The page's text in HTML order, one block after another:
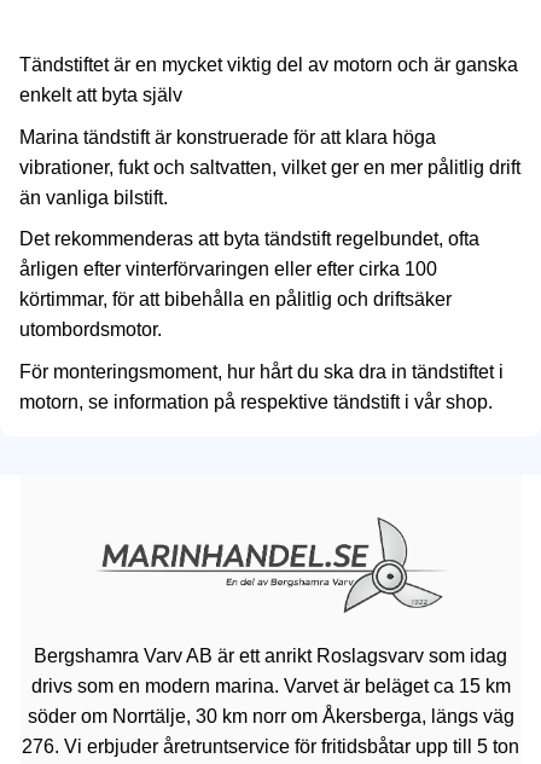
Tändstiftet är en mycket viktig del av motorn och är ganska
enkelt att byta själv
Marina tändstift är konstruerade för att klara höga
vibrationer, fukt och saltvatten, vilket ger en mer pålitlig drift
än vanliga bilstift.
Det rekommenderas att byta tändstift regelbundet, ofta
årligen efter vinterförvaringen eller efter cirka 100
körtimmar, för att bibehålla en pålitlig och driftsäker
utombordsmotor.
För monteringsmoment, hur hårt du ska dra in tändstiftet i
motorn, se information på respektive tändstift i vår shop.
Bergshamra Varv AB är ett anrikt Roslagsvarv som idag
drivs som en modern marina. Varvet är beläget ca 15 km
söder om Norrtälje, 30 km norr om Åkersberga, längs väg
276. Vi erbjuder åretruntservice för fritidsbåtar upp till 5 ton